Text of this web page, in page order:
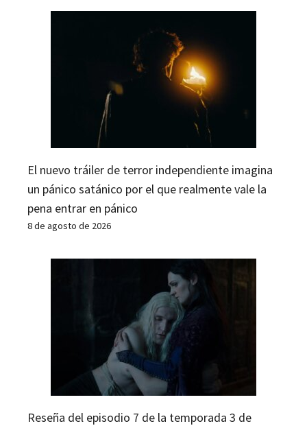
El nuevo tráiler de terror independiente imagina
un pánico satánico por el que realmente vale la
pena entrar en pánico
8 de agosto de 2026
Reseña del episodio 7 de la temporada 3 de